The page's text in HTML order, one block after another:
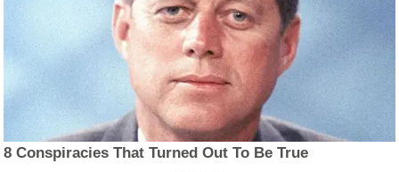
8 Conspiracies That Turned Out To Be True